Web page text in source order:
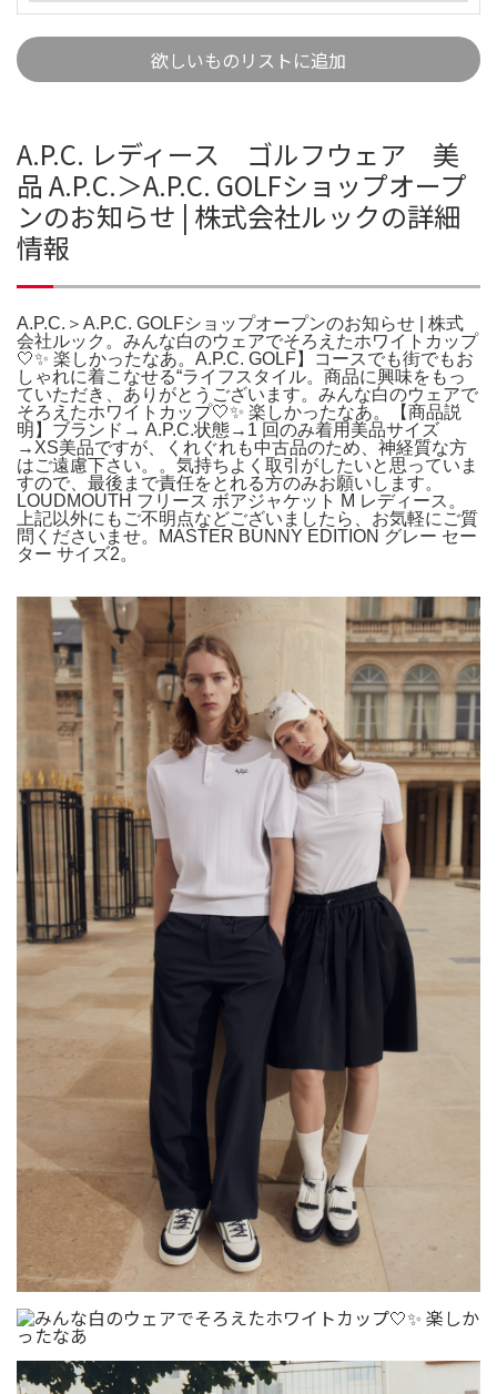
欲しいものリストに追加
A.P.C. レディース ゴルフウェア 美
品 A.P.C.＞A.P.C. GOLFショップオープ
ンのお知らせ | 株式会社ルックの詳細
情報
A.P.C.＞A.P.C. GOLFショップオープンのお知らせ | 株式
会社ルック。みんな白のウェアでそろえたホワイトカップ‎
🤍✨ 楽しかったなあ。A.P.C. GOLF】コースでも街でもお
しゃれに着こなせる“ライフスタイル。商品に興味をもっ
ていただき、ありがとうございます。みんな白のウェアで
そろえたホワイトカップ‎🤍✨ 楽しかったなあ。【商品説
明】ブランド→ A.P.C.状態→1 回のみ着用美品サイズ
→XS美品ですが、くれぐれも中古品のため、神経質な方
はご遠慮下さい。。気持ちよく取引がしたいと思っていま
すので、最後まで責任をとれる方のみお願いします。
LOUDMOUTH フリース ボアジャケット M レディース。
上記以外にもご不明点などございましたら、お気軽にご質
問くださいませ。MASTER BUNNY EDITION グレー セー
ター サイズ2。